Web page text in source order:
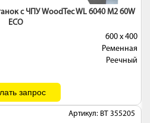
с ЧПУ WoodTec WL 6040 M2 60W
ECO
600 х 400
Ременная
Реечный
Артикул: BT 355205